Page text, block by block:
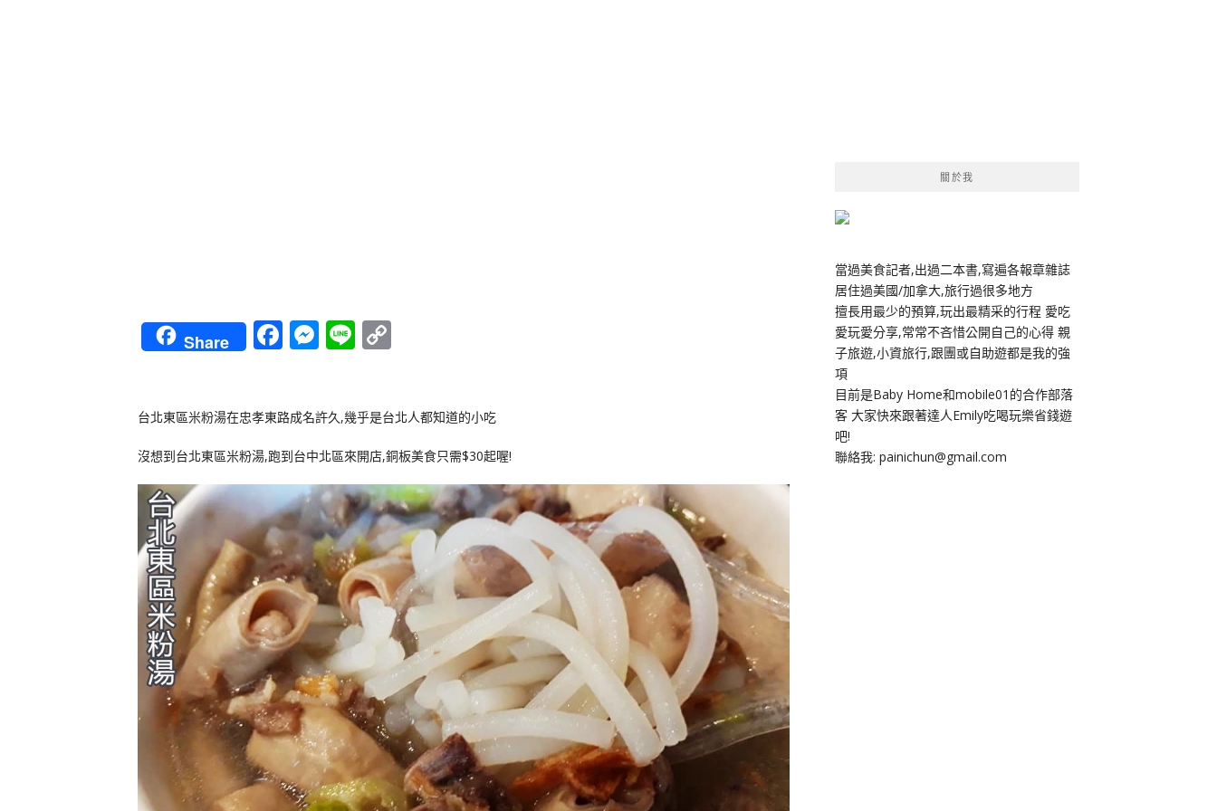
Share Facebook
Messenger
Line
台北東區米粉湯在忠孝東路成名許久,幾乎是台北人都知道的小吃
沒想到台北東區米粉湯,跑到台中北區來開店,銅板美食只需$30起喔!
關於我
當過美食記者,出過二本書,寫遍各報章雜誌
居住過美國/加拿大,旅行過很多地方
擅長用最少的預算,玩出最精采的行程 愛吃
愛玩愛分享,常常不吝惜公開自己的心得 親
子旅遊,小資旅行,跟團或自助遊都是我的強
項
目前是Baby Home和mobile01的合作部落
客 大家快來跟著達人Emily吃喝玩樂省錢遊
吧!
聯絡我: painichun@gmail.com